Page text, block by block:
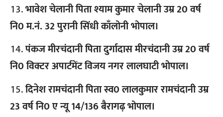
भावेश चेलानी पिता श्याम कुमार चेलानी उम्र 20 वर्ष
नि0 म.नं. 32 पुरानी सिंधी काँलोनी भोपाल।
पंकज मीरचंदानी पिता दुर्गादास मीरचंदानी उम्र 20 वर्ष
नि0 विक्टर अपार्टमेंट विजय नगर लालघाटी भोपाल।
दिनेश रामचंदानी पिता स्व0 लालकुमार रामचंदानी उम्र
23 वर्ष नि0 ए न्यू 14/136 बैरागढ़ भोपाल।